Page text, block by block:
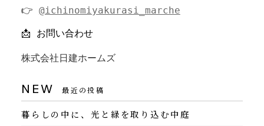
👉 @ichinomiyakurasi_marche
📩 お問い合わせ
株式会社日建ホームズ
NEW 最近の投稿
暮らしの中に、光と緑を取り込む中庭